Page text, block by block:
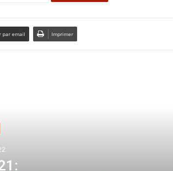
par email Imprimer
2025
chef du gouvernement